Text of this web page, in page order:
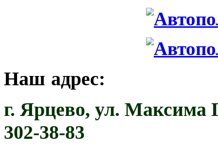
Наш адрес:
г. Ярцево, ул. Максима
302-38-83